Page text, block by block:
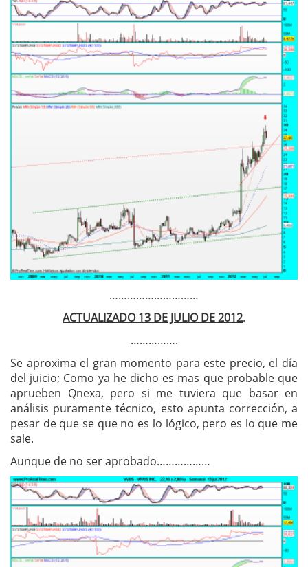
…………………………
ACTUALIZADO 13 DE JULIO DE 2012.
…………….
Se aproxima el gran momento para este precio, el día
del juicio; Como ya he dicho es mas que probable que
aprueben Qnexa, pero si me tuviera que basar en
análisis puramente técnico, esto apunta corrección, a
pesar de que se que no es lo lógico, pero es lo que me
sale.
Aunque de no ser aprobado………………